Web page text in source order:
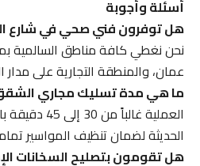
أسئلة وأجوبة
هل توفرون فني صحي في شارع
نحن نغطي كافة مناطق السالمية بما
عمان، والمنطقة التجارية على مدار
ما هي مدة تسليك مجاري الشقق
العملية غالباً من
الحديثة لضمان تنظيف المواسير تماماً.
هل تقومون بتصليح السخانات